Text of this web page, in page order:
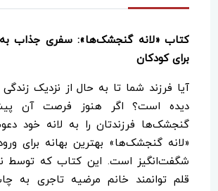
کتاب «لانه گنجشک‌ها»: سفری جذاب
برای کودکان
آیا فرزند شما تا به حال از نزدیک
دیده است؟ اگر هنوز فرصت آن
گنجشک‌ها فرزندتان را به لانه خود
«لانه گنجشک‌ها» بهترین بهانه برای
شگفت‌انگیز است. این کتاب که توسط
قلم توانمند خانم مرضیه تاجری به